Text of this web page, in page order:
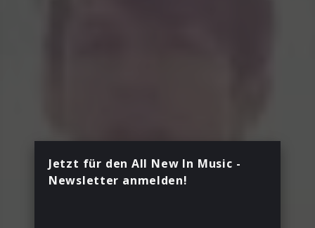
Jetzt für den All New In Music -
Newsletter anmelden!